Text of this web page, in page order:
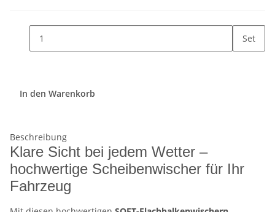
Set
In den Warenkorb
Beschreibung
Klare Sicht bei jedem Wetter –
hochwertige Scheibenwischer für Ihr
Fahrzeug